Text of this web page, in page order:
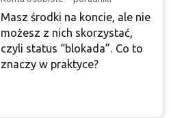
Masz środki na koncie, ale nie
możesz z nich skorzystać,
czyli status “blokada”. Co to
znaczy w praktyce?